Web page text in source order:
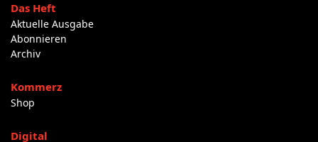
Das Heft
Aktuelle Ausgabe
Abonnieren
Archiv
Kommerz
Shop
Digital